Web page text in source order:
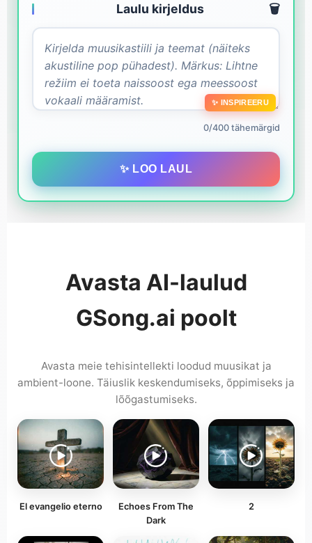
Laulu kirjeldus 🗑️
✨ INSPIREERU
0/400 tähemärgid
✨ LOO LAUL
Avasta AI-laulud
GSong.ai poolt
Avasta meie tehisintellekti loodud muusikat ja
ambient-loone. Täiuslik keskendumiseks, õppimiseks ja
lõõgastumiseks.
El evangelio eterno
Echoes From The
Dark
2